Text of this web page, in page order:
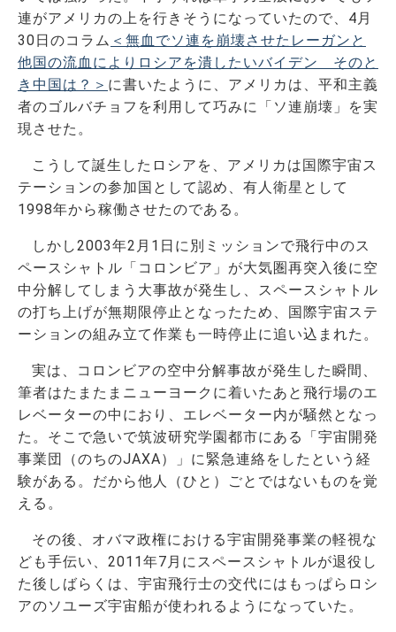
連がアメリカの上を行きそうになっていたので、4月
30日のコラム ＜無血でソ連を崩壊させたレーガンと
他国の流血によりロシアを潰したいバイデン そのと
き中国は？＞ に書いたように、アメリカは、平和主義
者のゴルバチョフを利用して巧みに「ソ連崩壊」を実
現させた。
こうして誕生したロシアを、アメリカは国際宇宙ス
テーションの参加国として認め、有人衛星として
1998年から稼働させたのである。
しかし2003年2月1日に別ミッションで飛行中のス
ペースシャトル「コロンビア」が大気圏再突入後に空
中分解してしまう大事故が発生し、スペースシャトル
の打ち上げが無期限停止となったため、国際宇宙ステ
ーションの組み立て作業も一時停止に追い込まれた。
実は、コロンビアの空中分解事故が発生した瞬間、
筆者はたまたまニューヨークに着いたあと飛行場のエ
レベーターの中におり、エレベーター内が騒然となっ
た。そこで急いで筑波研究学園都市にある「宇宙開発
事業団（のちのJAXA）」に緊急連絡をしたという経
験がある。だから他人（ひと）ごとではないものを覚
える。
その後、オバマ政権における宇宙開発事業の軽視な
ども手伝い、2011年7月にスペースシャトルが退役し
た後しばらくは、宇宙飛行士の交代にはもっぱらロシ
アのソユーズ宇宙船が使われるようになっていた。